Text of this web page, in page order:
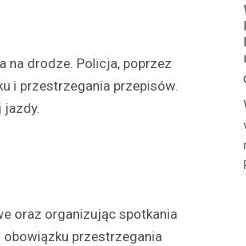
na drodze. Policja, poprzez
i przestrzegania przepisów.
jazdy.
oraz organizując spotkania
przestrzegania
potrzebujących?
lutego 2025
temperatura, która panuje za oknem,